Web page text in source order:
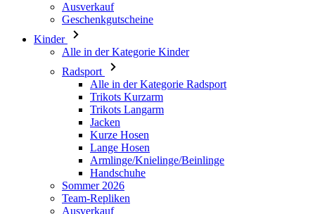
Radsport
Alle in der Kategorie Radsport
Trikots Langarm
Jacken
Kurze Hosen
Lange Hosen
Armlinge/Knielinge/Beinlinge
Handschuhe
Sommer 2026
Team-Repliken
Ausverkauf
Special Editions
Geschenkgutscheine
Individuelles Design
Stories